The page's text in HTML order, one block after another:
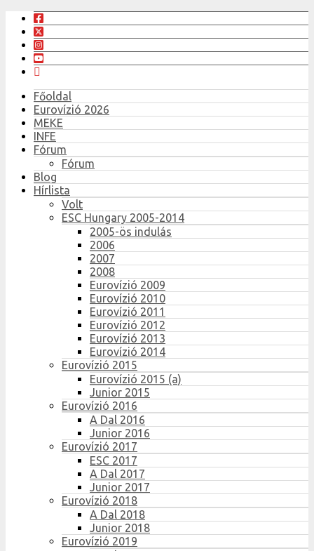
Főoldal
Eurovízió 2026
MEKE
INFE
Fórum
Fórum
Blog
Hírlista
Volt
ESC Hungary 2005-2014
2005-ös indulás
2006
2007
2008
Eurovízió 2009
Eurovízió 2010
Eurovízió 2011
Eurovízió 2012
Eurovízió 2013
Eurovízió 2014
Eurovízió 2015
Eurovízió 2015 (a)
Junior 2015
Eurovízió 2016
A Dal 2016
Junior 2016
Eurovízió 2017
ESC 2017
A Dal 2017
Junior 2017
Eurovízió 2018
A Dal 2018
Junior 2018
Eurovízió 2019